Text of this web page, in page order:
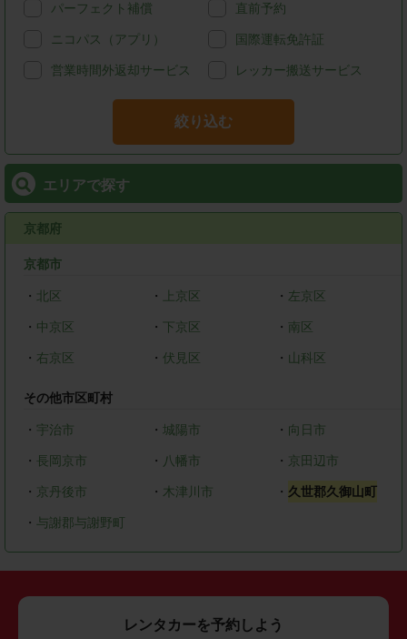
パーフェクト補償 直前予約
ニコパス（アプリ） 国際運転免許証
営業時間外返却サービス レッカー搬送サービス
絞り込む
エリアで探す
京都府
京都市
・ 北区 ・ 上京区 ・ 左京区
・ 中京区 ・ 下京区 ・ 南区
・ 右京区 ・ 伏見区 ・ 山科区
その他市区町村
・ 宇治市 ・ 城陽市 ・ 向日市
・ 長岡京市 ・ 八幡市 ・ 京田辺市
・ 京丹後市 ・ 木津川市 ・ 久世郡久御山町
・ 与謝郡与謝野町
レンタカーを予約しよう